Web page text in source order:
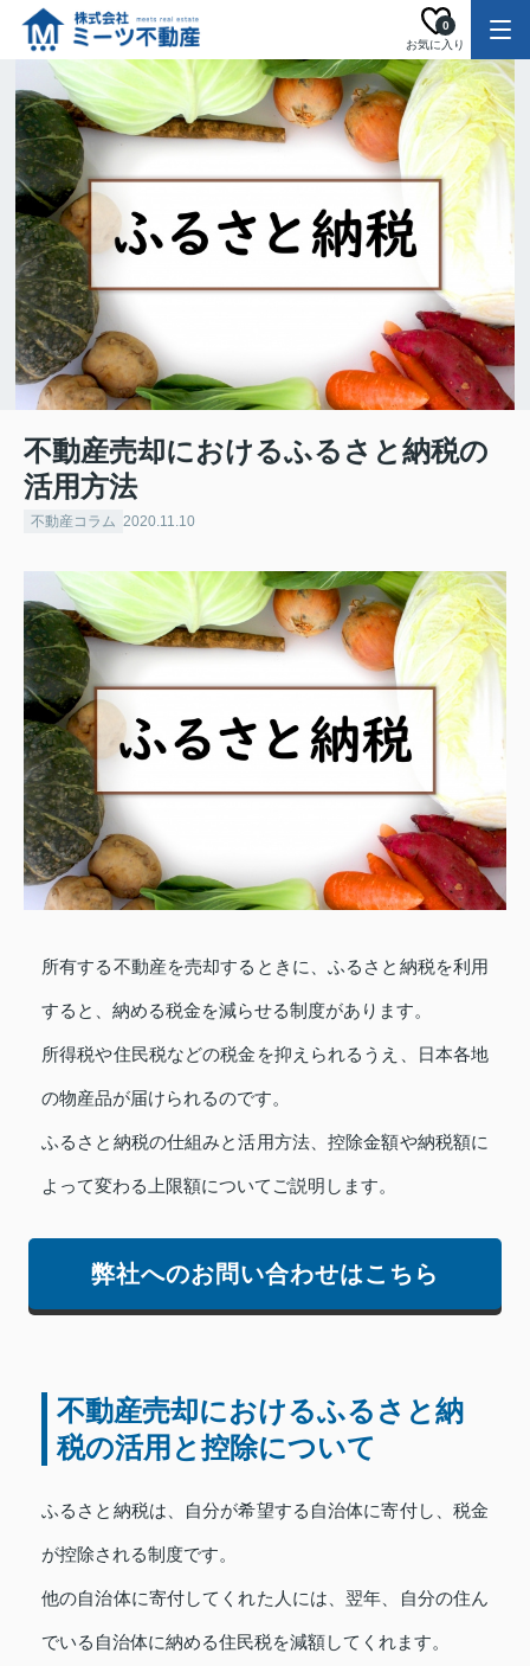
お気に入り
0
不動産売却におけるふるさと納税の
活用方法
不動産コラム 2020.11.10
所有する不動産を売却するときに、ふるさと納税を利用
すると、納める税金を減らせる制度があります。
所得税や住民税などの税金を抑えられるうえ、日本各地
の物産品が届けられるのです。
ふるさと納税の仕組みと活用方法、控除金額や納税額に
よって変わる上限額についてご説明します。
弊社へのお問い合わせはこちら
不動産売却におけるふるさと納
税の活用と控除について
ふるさと納税は、自分が希望する自治体に寄付し、税金
が控除される制度です。
他の自治体に寄付してくれた人には、翌年、自分の住ん
でいる自治体に納める住民税を減額してくれます。